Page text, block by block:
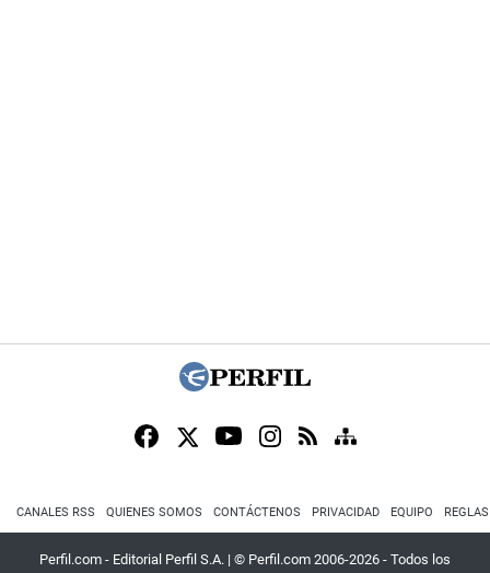
CANALES RSS QUIENES SOMOS CONTÁCTENOS PRIVACIDAD EQUIPO
Perfil.com - Editorial Perfil S.A. | © Perfil.com 2006-2026 - Todos los